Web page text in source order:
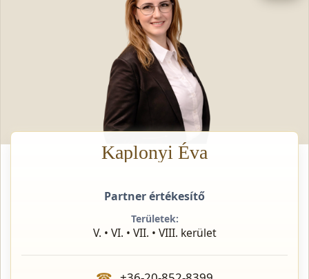
Kaplonyi Éva
Partner értékesítő
Területek:
V. • VI. • VII. • VIII. kerület